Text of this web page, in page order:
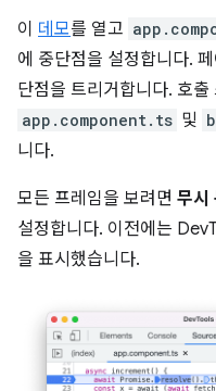
이 데모를 열고
에 중단점을 설정합니다.
단점을 트리거합니다. 호
app.component.ts 및
니다.
모든 프레임을 보려면 무시
설정합니다. 이전에는
을 표시했습니다.